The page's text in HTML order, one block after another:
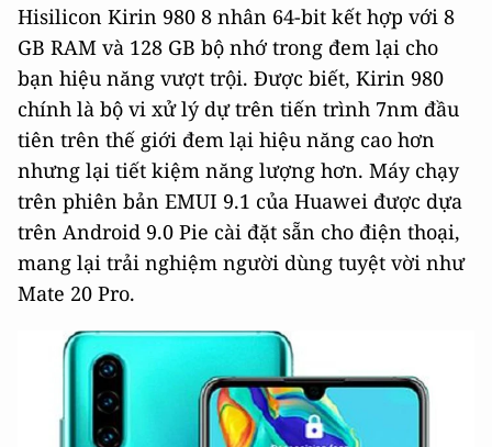
Hisilicon Kirin 980 8 nhân 64-bit kết hợp với 8
GB RAM và 128 GB bộ nhớ trong đem lại cho
bạn hiệu năng vượt trội. Được biết, Kirin 980
chính là bộ vi xử lý dự trên tiến trình 7nm đầu
tiên trên thế giới đem lại hiệu năng cao hơn
nhưng lại tiết kiệm năng lượng hơn. Máy chạy
trên phiên bản EMUI 9.1 của Huawei được dựa
trên Android 9.0 Pie cài đặt sẵn cho điện thoại,
mang lại trải nghiệm người dùng tuyệt vời như
Mate 20 Pro.